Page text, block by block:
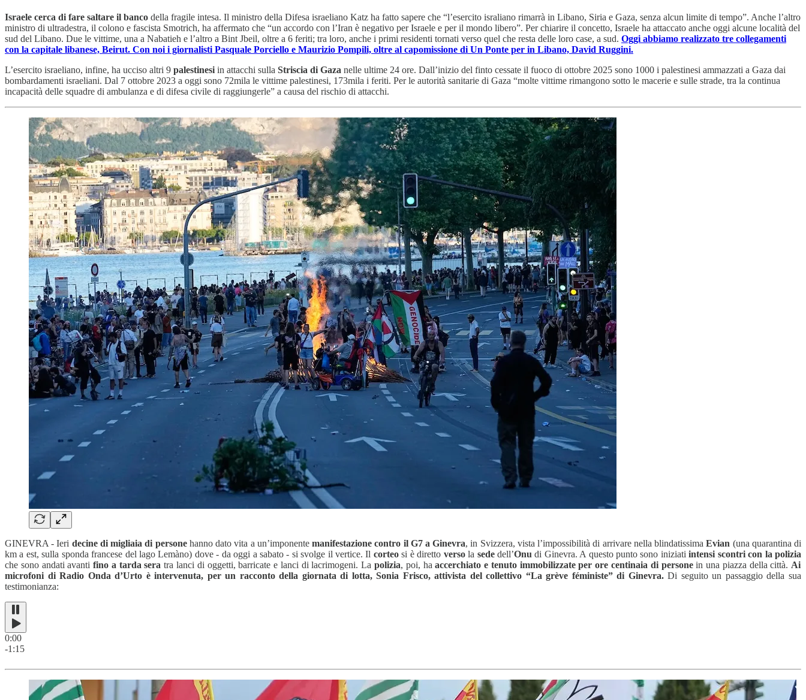
Israele cerca di fare saltare il banco della fragile intesa. Il ministro della Difesa israeliano Katz ha fatto sapere che “l’esercito israliano rimarrà in Libano, Siria e Gaza, senza alcun limite di tempo”. Anche l’altro
ministro di ultradestra, il colono e fascista Smotrich, ha affermato che “un accordo con l’Iran è negativo per Israele e per il mondo libero”. Per chiarire il concetto, Israele ha attaccato anche oggi alcune località del
sud del Libano. Due le vittime, una a Nabatieh e l’altro a Bint Jbeil, oltre a 6 feriti; tra loro, anche i primi residenti tornati verso quel che resta delle loro case, a sud. Oggi abbiamo realizzato tre collegamenti
con la capitale libanese, Beirut. Con noi i giornalisti Pasquale Porciello e Maurizio Pompili, oltre al capomissione di Un Ponte per in Libano, David Ruggini.
L’esercito israeliano, infine, ha ucciso altri 9 palestinesi in attacchi sulla Striscia di Gaza nelle ultime 24 ore. Dall’inizio del finto cessate il fuoco di ottobre 2025 sono 1000 i palestinesi ammazzati a Gaza dai
bombardamenti israeliani. Dal 7 ottobre 2023 a oggi sono 72mila le vittime palestinesi, 173mila i feriti. Per le autorità sanitarie di Gaza “molte vittime rimangono sotto le macerie e sulle strade, tra la continua
incapacità delle squadre di ambulanza e di difesa civile di raggiungerle” a causa del rischio di attacchi.
GINEVRA - Ieri decine di migliaia di personehanno dato vita a un’imponentemanifestazione contro il G7 a Ginevra, in Svizzera, vista l’impossibilità di arrivare nella blindatissimaEvian (una quarantina di
km a est, sulla sponda francese del lago Lemàno) dove - da oggi a sabato - si svolge il vertice. Il corteosi è diretto versola sededell’Onu di Ginevra. A questo punto sono iniziatiintensi scontri con la polizia
che sono andati avantifino a tarda seratra lanci di oggetti, barricate e lanci di lacrimogeni. Lapolizia, poi, haaccerchiato e tenuto immobilizzate per ore centinaia di personein una piazza della città. Ai
microfoni di Radio Onda d’Urto è intervenuta, per un racconto della giornata di lotta, Sonia Frisco, attivista del collettivo “La grève féministe” di Ginevra.Di seguito un passaggio della sua
testimonianza:
0:00
-1:15